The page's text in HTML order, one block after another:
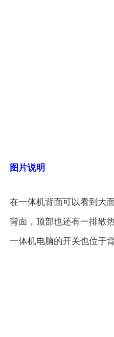
图片说明
在一体机背面可以看到大
背面，顶部也还有一排散
一体机电脑的开关也位于背